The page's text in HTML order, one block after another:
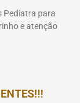
Pediatra para
e atenção